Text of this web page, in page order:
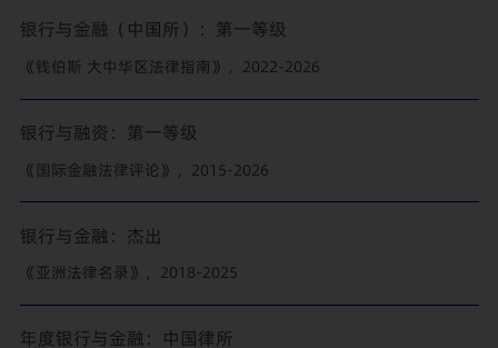
银行与金融（中国所）：第一等级
《钱伯斯 大中华区法律指南》，2022-2026
银行与融资：第一等级
《国际金融法律评论》，2015-2026
银行与金融：杰出
《亚洲法律名录》，2018-2025
年度银行与金融：中国律所